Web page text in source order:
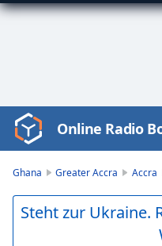
Video
Player
Play
Video
Online Radio
Ghana Greater Accra Accra
Steht zur Ukraine.